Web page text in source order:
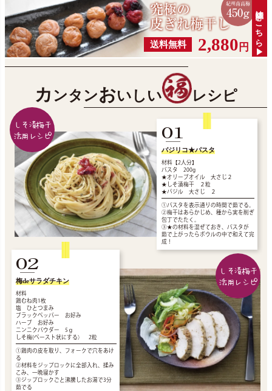
究極の
皮ぎれ梅干し
紀州南高梅
450g
送料無料 2,880円 詳細はこちら▶
カ ンタンおいしい レシピ
しそ漬梅干
活用レシピ
01
バジリコ★パスタ
材料【2人分】
パスタ 200g
★オリーブオイル 大さじ２
★しそ漬梅干 ２粒
★バジル 大さじ ２
①パスタを表示通りの時間で茹でる。
②梅干はあらかじめ、種から実を削ぎ
包丁でたたく。
③★の材料を混ぜておき、パスタが
茹で上がったらボウルの中で和えて完
成！
しそ漬梅干
活用レシピ
02
梅deサラダチキン
材料
鶏むね肉1枚
塩 ひとつまみ
ブラックペッパー お好み
ハーブ お好み
ニンニクパウダー 5ｇ
しそ梅(ペースト状にする） 2粒
①鶏肉の皮を取り、フォークで穴をあけ
る
②材料をジップロックに全部入れ、揉み
こみ、一晩寝かす
③ジップロックごと沸騰したお湯で3分
茹でる